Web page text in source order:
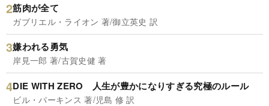
筋肉が全て
ガブリエル・ライオン 著/御立英史 訳
嫌われる勇気
岸見一郎 著/古賀史健 著
DIE WITH ZERO 人生が豊かになりすぎる究極のルール
ビル・パーキンス 著/児島 修 訳